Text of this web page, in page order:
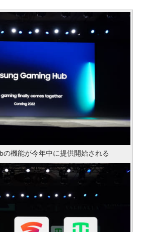
機能が今年中に提供開始される